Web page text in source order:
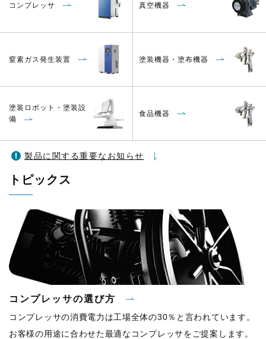
コンプレッサ 真空機器
窒素ガス発生装置 塗装機器・塗布機器
塗装ロボット・塗装設
備
食品機器
製品に関する重要なお知らせ
トピックス
コンプレッサの選び方
コンプレッサの消費電力は工場全体の30％と言われています。
お客様の用途に合わせた最適なコンプレッサをご提案します。